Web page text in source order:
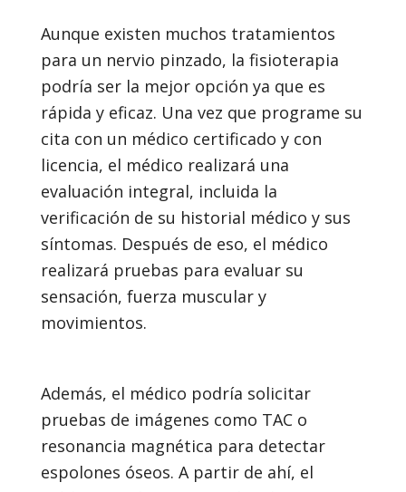
Aunque existen muchos tratamientos
para un nervio pinzado, la fisioterapia
podría ser la mejor opción ya que es
rápida y eficaz. Una vez que programe su
cita con un médico certificado y con
licencia, el médico realizará una
evaluación integral, incluida la
verificación de su historial médico y sus
síntomas. Después de eso, el médico
realizará pruebas para evaluar su
sensación, fuerza muscular y
movimientos.
Además, el médico podría solicitar
pruebas de imágenes como TAC o
resonancia magnética para detectar
espolones óseos. A partir de ahí, el